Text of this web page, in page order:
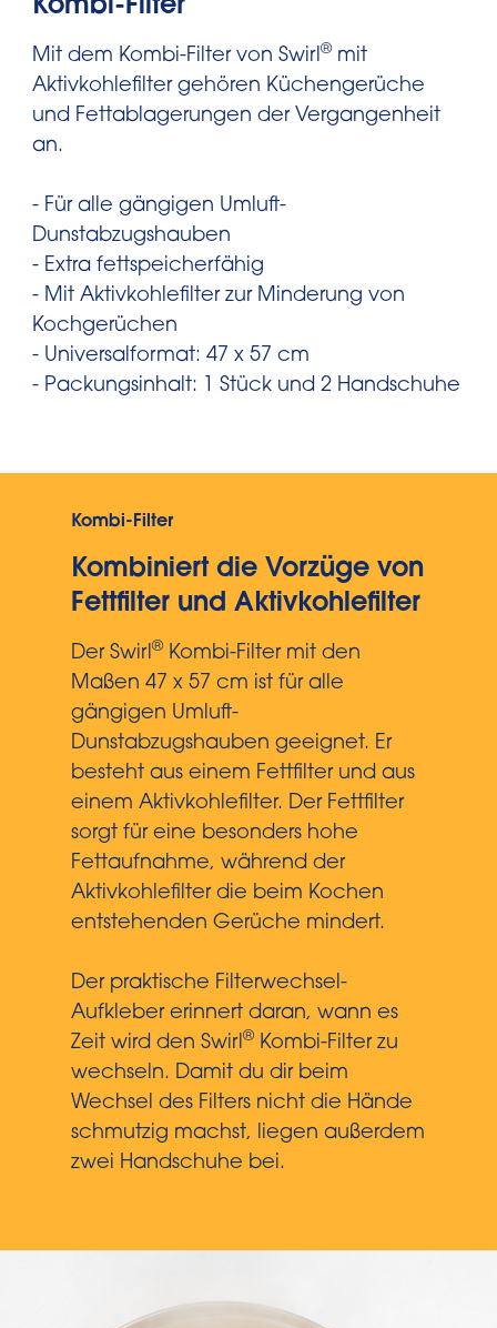
Kombi-Filter
Mit dem Kombi-Filter von Swirl® mit
Aktivkohlefilter gehören Küchengerüche
und Fettablagerungen der Vergangenheit
an.
- Für alle gängigen Umluft-
Dunstabzugshauben
- Extra fettspeicherfähig
- Mit Aktivkohlefilter zur Minderung von
Kochgerüchen
- Universalformat: 47 x 57 cm
- Packungsinhalt: 1 Stück und 2 Handschuhe
Kombi-Filter
Kombiniert die Vorzüge von
Fettfilter und Aktivkohlefilter
Der Swirl® Kombi-Filter mit den
Maßen 47 x 57 cm ist für alle
gängigen Umluft-
Dunstabzugshauben geeignet. Er
besteht aus einem Fettfilter und aus
einem Aktivkohlefilter. Der Fettfilter
sorgt für eine besonders hohe
Fettaufnahme, während der
Aktivkohlefilter die beim Kochen
entstehenden Gerüche mindert.
Der praktische Filterwechsel-
Aufkleber erinnert daran, wann es
Zeit wird den Swirl® Kombi-Filter zu
wechseln. Damit du dir beim
Wechsel des Filters nicht die Hände
schmutzig machst, liegen außerdem
zwei Handschuhe bei.